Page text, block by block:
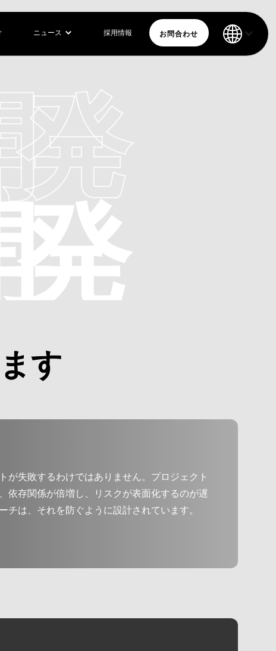
ニュース 採用情報 お問合わせ
す
が失敗するわけではありません。プロジェクト
依存関係が倍増し、リスクが表面化するのが遅
は、それを防ぐように設計されています。